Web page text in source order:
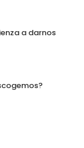
a darnos